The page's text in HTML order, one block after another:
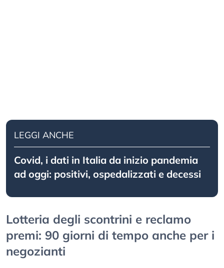
LEGGI ANCHE
Covid, i dati in Italia da inizio pandemia
ad oggi: positivi, ospedalizzati e decessi
Lotteria degli scontrini e reclamo
premi: 90 giorni di tempo anche per i
negozianti